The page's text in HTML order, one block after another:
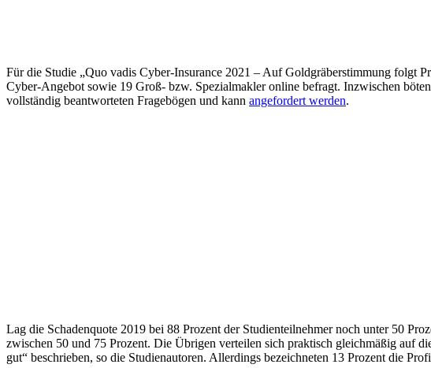
Für die Studie „Quo vadis Cyber-Insurance 2021 – Auf Goldgräberstimmung folgt
Cyber-Angebot sowie 19 Groß- bzw. Spezialmakler online befragt. Inzwischen
vollständig beantworteten Fragebögen und kann angefordert werden.
Lag die Schadenquote 2019 bei 88 Prozent der Studienteilnehmer noch unter 50
zwischen 50 und 75 Prozent. Die Übrigen verteilen sich praktisch gleichmäßig auf
gut“ beschrieben, so die Studienautoren. Allerdings bezeichneten 13 Prozent die